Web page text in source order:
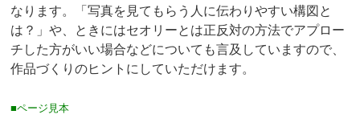
なります。「写真を見てもらう人に伝わりやすい構図と
は？」や、ときにはセオリーとは正反対の方法でアプロー
チした方がいい場合などについても言及していますので、
作品づくりのヒントにしていただけます。
■ページ見本